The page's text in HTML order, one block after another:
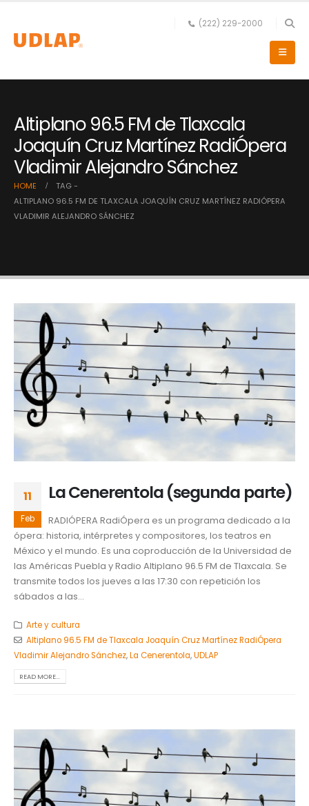
(222) 229-2000
Altiplano 96.5 FM de Tlaxcala
Joaquín Cruz Martínez RadiÓpera
Vladimir Alejandro Sánchez
HOME
TAG -
ALTIPLANO 96.5 FM DE TLAXCALA JOAQUÍN CRUZ MARTÍNEZ RADIÓPERA
VLADIMIR ALEJANDRO SÁNCHEZ
11
Feb
La Cenerentola (segunda parte)
RADIÓPERA RadiÓpera es un programa dedicado a la
ópera: historia, intérpretes y compositores, los teatros en
México y el mundo. Es una coproducción de la Universidad de
las Américas Puebla y Radio Altiplano 96.5 FM de Tlaxcala. Se
transmite todos los jueves a las 17:30 con repetición los
sábados a las...
Arte y cultura
Altiplano 96.5 FM de Tlaxcala Joaquín Cruz Martínez RadiÓpera
Vladimir Alejandro Sánchez,La Cenerentola,UDLAP
READ MORE...